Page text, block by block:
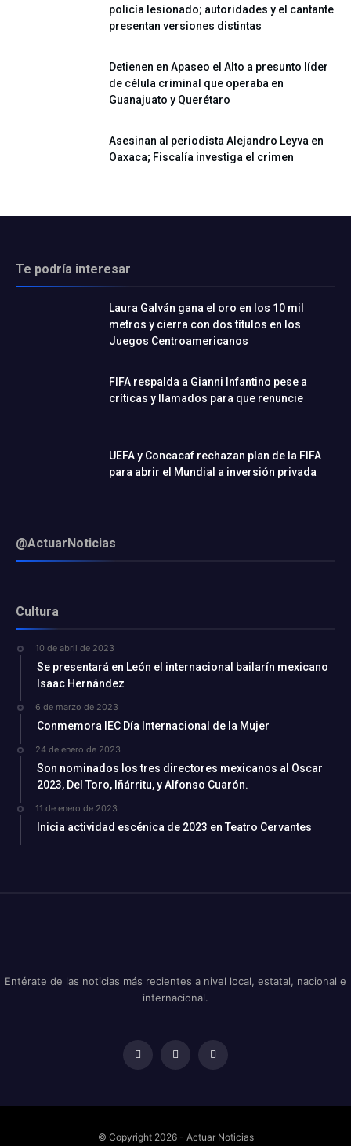
policía lesionado; autoridades y el cantante
presentan versiones distintas
Detienen en Apaseo el Alto a presunto líder
de célula criminal que operaba en
Guanajuato y Querétaro
Asesinan al periodista Alejandro Leyva en
Oaxaca; Fiscalía investiga el crimen
Te podría interesar
Laura Galván gana el oro en los 10 mil
metros y cierra con dos títulos en los
Juegos Centroamericanos
FIFA respalda a Gianni Infantino pese a
críticas y llamados para que renuncie
UEFA y Concacaf rechazan plan de la FIFA
para abrir el Mundial a inversión privada
@ActuarNoticias
Cultura
10 de abril de 2023
Se presentará en León el internacional bailarín mexicano
Isaac Hernández
6 de marzo de 2023
Conmemora IEC Día Internacional de la Mujer
24 de enero de 2023
Son nominados los tres directores mexicanos al Oscar
2023, Del Toro, Iñárritu, y Alfonso Cuarón.
11 de enero de 2023
Inicia actividad escénica de 2023 en Teatro Cervantes
Entérate de las noticias más recientes a nivel local, estatal, nacional e
internacional.
© Copyright 2026 - Actuar Noticias